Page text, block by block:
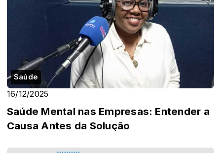
Saúde
16/12/2025
Saúde Mental nas Empresas: Entender a
Causa Antes da Solução